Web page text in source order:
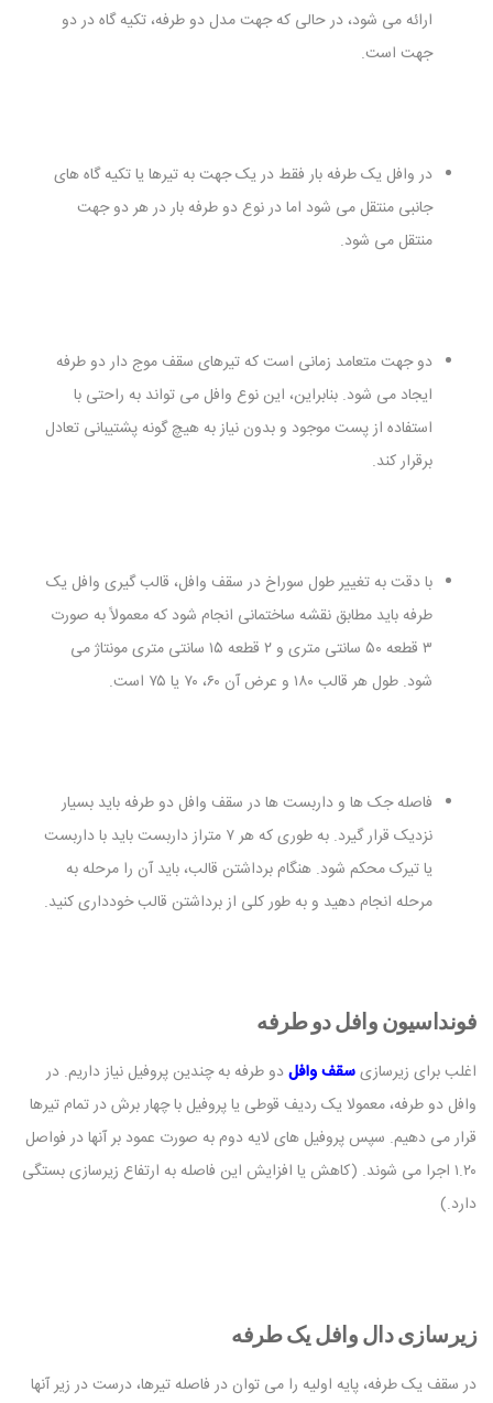
ارائه می شود، در حالی که جهت مدل دو طرفه، تکیه گاه در دو
جهت است.
در وافل یک طرفه بار فقط در یک جهت به تیرها یا تکیه گاه های
جانبی منتقل می شود اما در نوع دو طرفه بار در هر دو جهت
منتقل می شود.
دو جهت متعامد زمانی است که تیرهای سقف موج دار دو طرفه
ایجاد می شود. بنابراین، این نوع وافل می تواند به راحتی با
استفاده از پست موجود و بدون نیاز به هیچ گونه پشتیبانی تعادل
برقرار کند.
با دقت به تغییر طول سوراخ در سقف وافل، قالب گیری وافل یک
طرفه باید مطابق نقشه ساختمانی انجام شود که معمولاً به صورت
۳ قطعه ۵۰ سانتی متری و ۲ قطعه ۱۵ سانتی متری مونتاژ می
شود. طول هر قالب ۱۸۰ و عرض آن ۶۰، ۷۰ یا ۷۵ است.
فاصله جک ها و داربست ها در سقف وافل دو طرفه باید بسیار
نزدیک قرار گیرد. به طوری که هر ۷ متراز داربست باید با داربست
یا تیرک محکم شود. هنگام برداشتن قالب، باید آن را مرحله به
مرحله انجام دهید و به طور کلی از برداشتن قالب خودداری کنید.
فونداسیون وافل دو طرفه
اغلب برای زیرسازیسقف وافلدو طرفه به چندین پروفیل نیاز داریم. در
وافل دو طرفه، معمولا یک ردیف قوطی یا پروفیل با چهار برش در تمام تیرها
قرار می دهیم. سپس پروفیل های لایه دوم به صورت عمود بر آنها در فواصل
۱.۲۰ اجرا می شوند. (کاهش یا افزایش این فاصله به ارتفاع زیرسازی بستگی
دارد.)
زیرسازی دال وافل یک طرفه
در سقف یک طرفه، پایه اولیه را می توان در فاصله تیرها، درست در زیر آنها